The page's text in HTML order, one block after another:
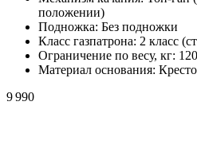
положении)
Подножка: Без подножки
Класс газпатрона: 2 класс
Ограничение по весу, кг: 120
Материал основания:
9 990